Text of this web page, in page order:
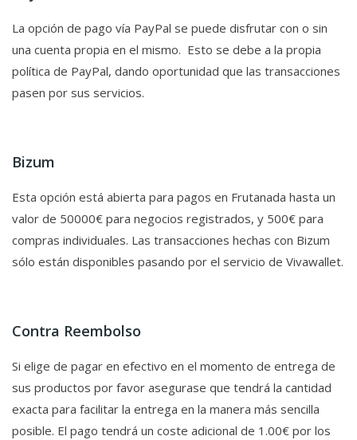
La opción de pago vía PayPal se puede disfrutar con o sin
una cuenta propia en el mismo. Esto se debe a la propia
política de PayPal, dando oportunidad que las transacciones
pasen por sus servicios.
Bizum
Esta opción está abierta para pagos en Frutanada hasta un
valor de 50000€ para negocios registrados, y 500€ para
compras individuales. Las transacciones hechas con Bizum
sólo están disponibles pasando por el servicio de Vivawallet.
Contra Reembolso
Si elige de pagar en efectivo en el momento de entrega de
sus productos por favor asegurase que tendrá la cantidad
exacta para facilitar la entrega en la manera más sencilla
posible. El pago tendrá un coste adicional de 1.00€ por los